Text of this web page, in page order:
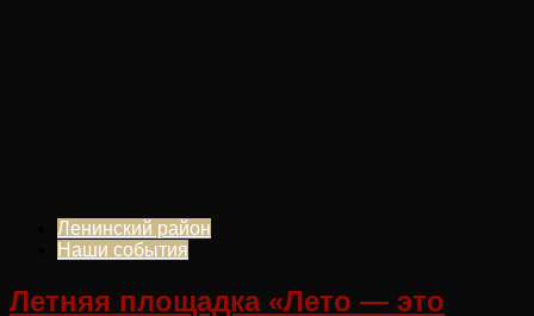
Ленинский район
Наши события
Летняя площадка «Лето — это